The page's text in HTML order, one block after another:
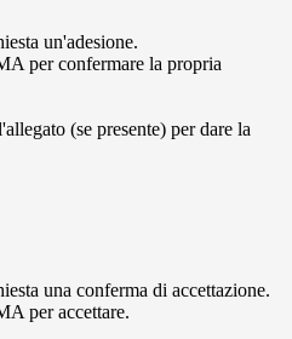
un'adesione.
per confermare la propria
(se presente) per dare la
una conferma di accettazione.
per accettare.